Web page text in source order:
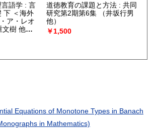
語学 : 言
下 ＜海外
・ア・レオ
文樹 他
道徳教育の課題と方法 : 共同
研究第2期第6集
（井坂行男
他）
￥1,500
Equations of Monotone Types in Banach
in Mathematics)